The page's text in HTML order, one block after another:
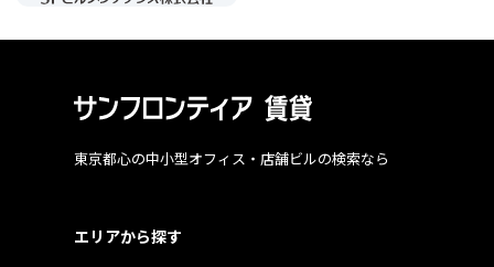
東京都心の中小型オフィス・店舗ビルの検索なら
エリアから探す